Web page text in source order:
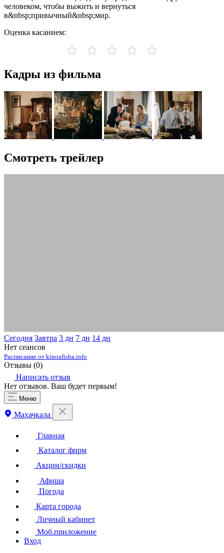
человеком, чтобы выжить и вернуться
в&nbsp;привычный&nbsp;мир.
Оценка касанием:
Кадры из фильма
Смотреть трейлер
Сегодня Завтра 3 дн 7 дн 14 дн
Нет сеансов
Расписание от kinoafisha.info
Отзывы (0)
Написать отзыв
Нет отзывов. Ваш будет первым!
Меню
Махачкала
Главная
Каталог фирм
Акции/скидки
Афиша
Погода
Карта города
Личный кабинет
Моб.приложение
Вход